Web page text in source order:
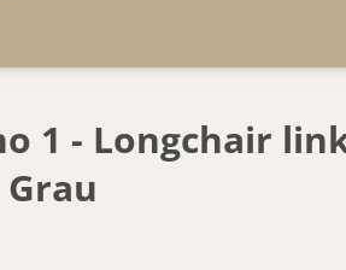
1 - Longchair